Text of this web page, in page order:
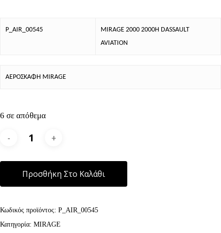
P_AIR_00545
MIRAGE 2000 2000H DASSAULT
AVIATION
ΑΕΡΟΣΚΑΦΗ MIRAGE
6 σε απόθεμα
Προσθήκη Στο Καλάθι
Κωδικός προϊόντος: P_AIR_00545
Κατηγορία: MIRAGE